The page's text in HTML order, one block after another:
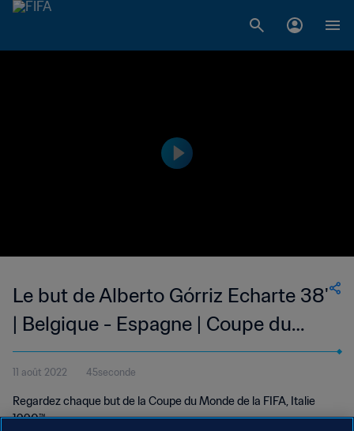
Le but de Alberto Górriz Echarte 38'
| Belgique - Espagne | Coupe du
Monde de la FIFA, Italie 1990™
11 août 2022 45seconde
Regardez chaque but de la Coupe du Monde de la FIFA, Italie
1990™.